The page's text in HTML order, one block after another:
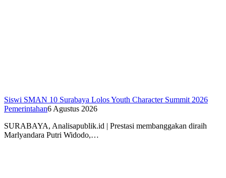
Siswi SMAN 10 Surabaya Lolos Youth Character Summit 2026
Pemerintahan6 Agustus 2026
SURABAYA, Analisapublik.id | Prestasi membanggakan diraih
Marlyandara Putri Widodo,…